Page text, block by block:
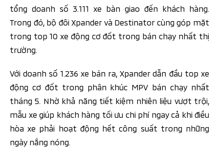
tổng doanh số 3.111 xe bàn giao đến khách hàng.
Trong đó, bộ đôi Xpander và Destinator cùng góp mặt
trong top 10 xe động cơ đốt trong bán chạy nhất thị
trường.
Với doanh số 1.236 xe bán ra, Xpander dẫn đầu top xe
động cơ đốt trong phân khúc MPV bán chạy nhất
tháng 5. Nhờ khả năng tiết kiệm nhiên liệu vượt trội,
mẫu xe giúp khách hàng tối ưu chi phí ngay cả khi điều
hòa xe phải hoạt động hết công suất trong những
ngày nắng nóng.